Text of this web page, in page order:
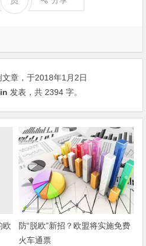
文章，于2018年1月2日
发表，共 2394 字。
欧
防“脱欧”新招？欧盟将实施免费
火车通票